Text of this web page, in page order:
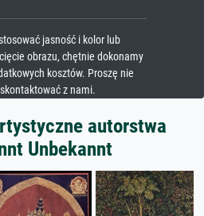
jasność i kolor lub
obrazu, chętnie dokonamy
kosztów. Proszę nie
z nami.
autorstwa
Unbekannt